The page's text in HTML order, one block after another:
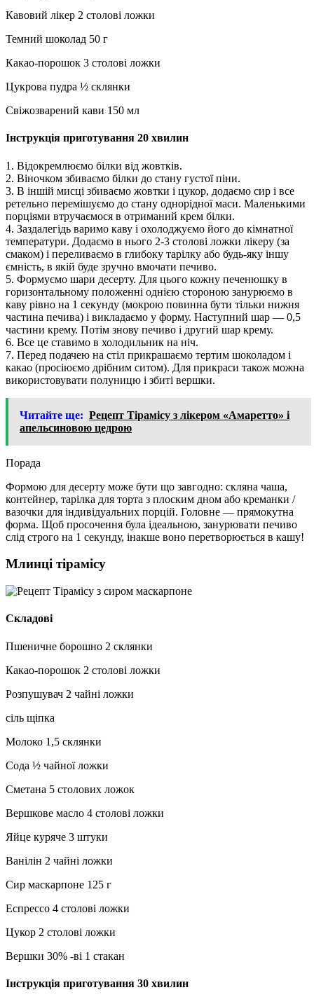
Кавовий лікер 2 столові ложки
Темний шоколад 50 г
Какао-порошок 3 столові ложки
Цукрова пудра ½ склянки
Свіжозварений кави 150 мл
Інструкція приготування 20 хвилин
1. Відокремлюємо білки від жовтків.
2. Віночком збиваємо білки до стану густої піни.
3. В іншій мисці збиваємо жовтки і цукор, додаємо сир і все
ретельно перемішуємо до стану однорідної маси. Маленькими
порціями втручаємося в отриманий крем білки.
4. Заздалегідь варимо каву і охолоджуємо його до кімнатної
температури. Додаємо в нього 2-3 столові ложки лікеру (за
смаком) і переливаємо в глибоку тарілку або будь-яку іншу
ємність, в якій буде зручно вмочати печиво.
5. Формуємо шари десерту. Для цього кожну печенюшку в
горизонтальному положенні однією стороною занурюємо в
каву рівно на 1 секунду (мокрою повинна бути тільки нижня
частина печива) і викладаємо у форму. Наступний шар — 0,5
частини крему. Потім знову печиво і другий шар крему.
6. Все це ставимо в холодильник на ніч.
7. Перед подачею на стіл прикрашаємо тертим шоколадом і
какао (просіюємо дрібним ситом). Для прикраси також можна
використовувати полуницю і збиті вершки.
Читайте ще: Рецепт Тірамісу з лікером «Амаретто» і
апельсиновою цедрою
Порада
Формою для десерту може бути що завгодно: скляна чаша,
контейнер, тарілка для торта з плоским дном або креманки /
вазочки для індивідуальних порцій. Головне — прямокутна
форма. Щоб просочення була ідеальною, занурювати печиво
слід строго на 1 секунду, інакше воно перетворюється в кашу!
Млинці тірамісу
Складові
Пшеничне борошно 2 склянки
Какао-порошок 2 столові ложки
Розпушувач 2 чайні ложки
сіль щіпка
Молоко 1,5 склянки
Сода ½ чайної ложки
Сметана 5 столових ложок
Вершкове масло 4 столові ложки
Яйце куряче 3 штуки
Ванілін 2 чайні ложки
Сир маскарпоне 125 г
Еспрессо 4 столові ложки
Цукор 2 столові ложки
Вершки 30% -ві 1 стакан
Інструкція приготування 30 хвилин